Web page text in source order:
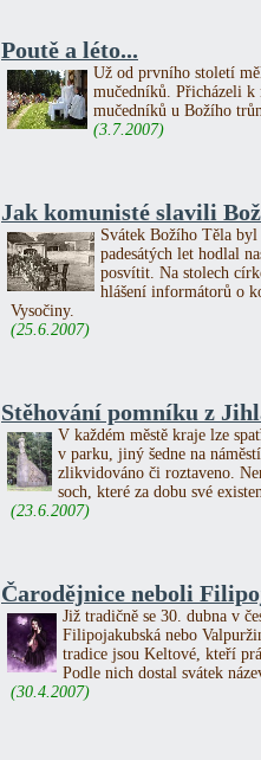
Poutě a léto...
Už od prvního století
mučedníků. Přicházeli
mučedníků u Božího
(3.7.2007)
Jak komunisté slavili
Svátek Božího Těla
padesátých let hodlal
posvítit. Na stolech
hlášení informátorů o
Vysočiny.
(25.6.2007)
Stěhování pomníku z
V každém městě kraje lze
v parku, jiný šedne na
zlikvidováno či roztaveno.
soch, které za dobu své
(23.6.2007)
Čarodějnice neboli
Již tradičně se 30. dubna v
Filipojakubská nebo
tradice jsou Keltové, kteří
Podle nich dostal svátek
(30.4.2007)